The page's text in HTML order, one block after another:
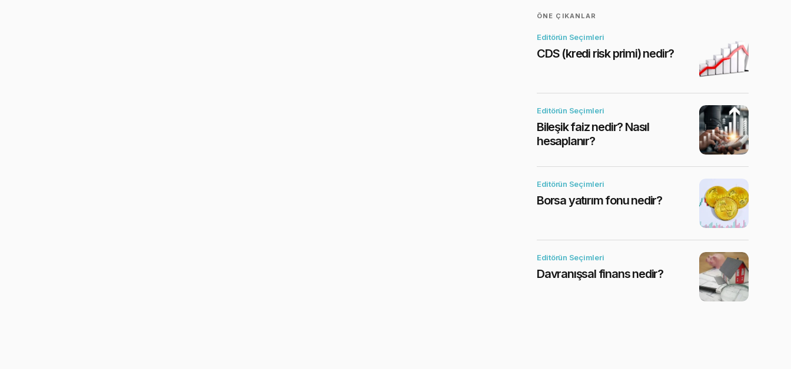
ÖNE ÇIKANLAR
Editörün Seçimleri
CDS (kredi risk primi) nedir?
Editörün Seçimleri
Bileşik faiz nedir? Nasıl
hesaplanır?
Editörün Seçimleri
Borsa yatırım fonu nedir?
Editörün Seçimleri
Davranışsal finans nedir?